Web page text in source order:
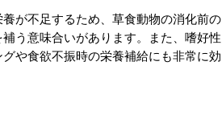
が不足するため、草食動物の消化前の
う意味合いがあります。また、嗜好性
や食欲不振時の栄養補給にも非常に効